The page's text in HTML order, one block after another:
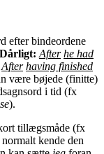
efter bindeordene
Dårligt: After he had
After having finished
være bøjede (finitte)
i tid (fx
se).
tillægsmåde (fx
kende den